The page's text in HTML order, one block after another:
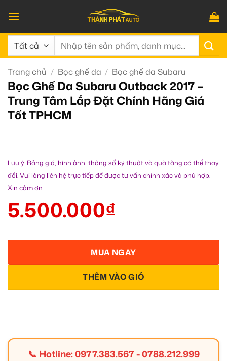
qua
nội
dung
Tìm
Trang chủ / Bọc ghế da / Bọc ghế da Subaru
Bọc Ghế Da Subaru Outback 2017 –
Trung Tâm Lắp Đặt Chính Hãng Giá
Tốt TPHCM
Lưu ý: Bảng giá, hình ảnh, thông số kỹ thuật và quà tặng có thể thay
đổi. Vui lòng liên hệ trực tiếp để được tư vấn chính xác và phù hợp.
Xin cảm ơn
5.500.000₫
THÊM VÀO GIỎ
MUA NGAY
📞 Hotline:0977.383.567-0788.212.999